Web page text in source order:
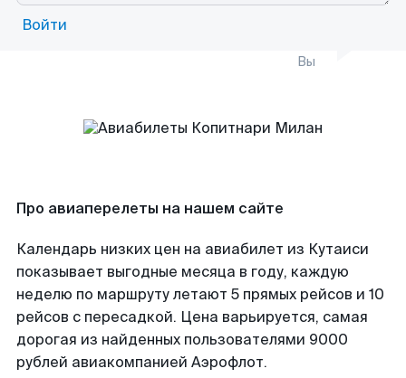
Войти
Вы
Про авиаперелеты на нашем сайте
Календарь низких цен на авиабилет из Кутаиси
показывает выгодные месяца в году, каждую
неделю по маршруту летают 5 прямых рейсов и 10
рейсов с пересадкой. Цена варьируется, самая
дорогая из найденных пользователями 9000
рублей авиакомпанией Аэрофлот.